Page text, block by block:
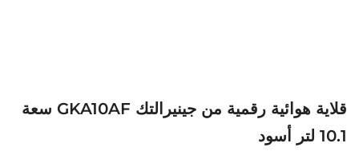
قلاية هوائية رقمية من جينيرالتك GKA10AF سعة
10.1 لتر أسود